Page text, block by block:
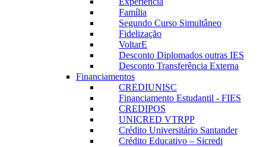
Família
Segundo Curso Simultâneo
Fidelização
VoltarE
Desconto Diplomados outras IES
Desconto Transferência Externa
Financiamentos
CREDIUNISC
Financiamento Estudantil - FIES
CREDIPOS
UNICRED VTRPP
Crédito Universitário Santander
Crédito Educativo – Sicredi